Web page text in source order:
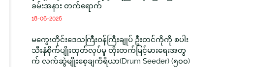
ခမ်းအနား တက်ရောက်
18-06-2026
မကွေးတိုင်းဒေသကြီးဝန်ကြီးချုပ် ဦးတင်ကိုကို စပါး
သီးနှံစိုက်ပျိုးထုတ်လုပ်မှု တိုးတက်မြင့်မားရေးအတွ
က် လက်ဆွဲမျိုးစေ့ချကိရိယာ(Drum Seeder) (၅၀၀)